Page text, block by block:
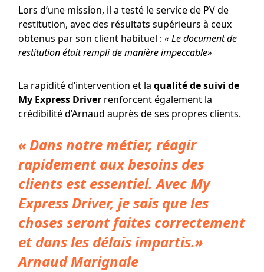
Lors d’une mission, il a testé le service de PV de
restitution, avec des résultats supérieurs à ceux
obtenus par son client habituel : « Le document de
restitution était rempli de manière impeccable»
La rapidité d’intervention et la qualité de suivi de
My Express Driver renforcent également la
crédibilité d’Arnaud auprès de ses propres clients.
« Dans notre métier, réagir
rapidement aux besoins des
clients est essentiel. Avec My
Express Driver, je sais que les
choses seront faites correctement
et dans les délais impartis.»
Arnaud Marignale